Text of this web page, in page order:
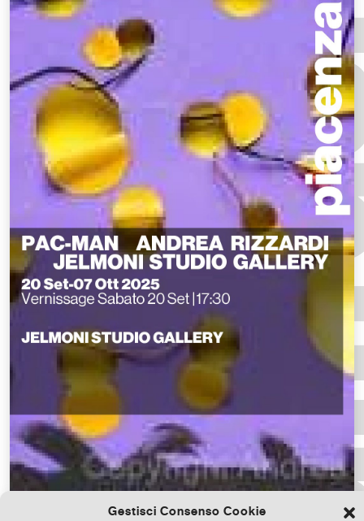
Gestisci Consenso Cookie
Scarica il file